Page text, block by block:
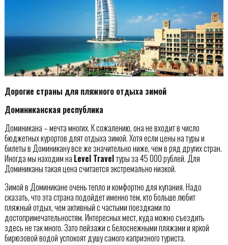
Дорогие страны для пляжного отдыха зимой
Доминиканская республика
Доминикана – мечта многих. К сожалению, она не входит в число
бюджетных курортов длят отдыха зимой. Хотя если цены на туры и
билеты в Доминикану все же значительно ниже, чем в ряд других стран.
Иногда мы находим на Level Travelтуры за 45 000 рублей. Для
Доминиканы такая цена считается экстремально низкой.
Зимой в Доминикане очень тепло и комфортно для купания. Надо
сказать, что эта страна подойдет именно тем, кто больше любит
пляжный отдых, чем активный с частыми поездками по
достопримечательностям. Интересных мест, куда можно съездить
здесь не так много. Зато пейзажи с белоснежными пляжами и яркой
бирюзовой водой успокоят душу самого капризного туриста.